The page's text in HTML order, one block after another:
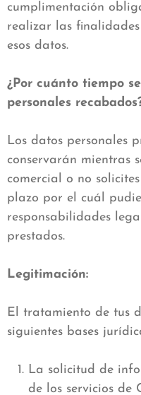
cumplimentación
realizar las
esos datos.
¿Por cuánto tiempo
personales
Los datos personales
conservarán mientras
comercial o no
plazo por el cuál
responsabilidades
prestados.
Legitimación:
El tratamiento de tus
siguientes bases
La solicitud de
de los servicios de